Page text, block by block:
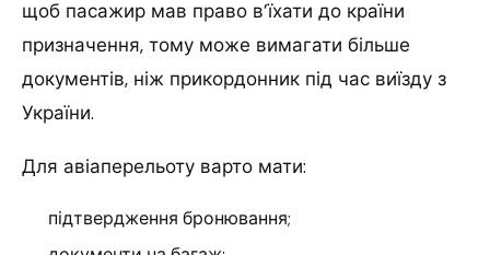
щоб пасажир мав право в’їхати до країни
призначення, тому може вимагати більше
документів, ніж прикордонник під час виїзду з
України.
Для авіаперельоту варто мати:
підтвердження бронювання;